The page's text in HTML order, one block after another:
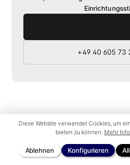
+49 40 605 73
Kostenloser Versand &
31 Tage Rückgaberecht
3 Jahre Garantie auf
Diese Website verwendet Cookies, um
bieten zu können. Mehr
Ablehnen Konfigurieren